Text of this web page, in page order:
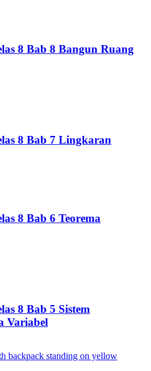
8 Bab 8 Bangun Ruang
8 Bab 7 Lingkaran
8 Bab 6 Teorema
8 Bab 5 Sistem
Variabel